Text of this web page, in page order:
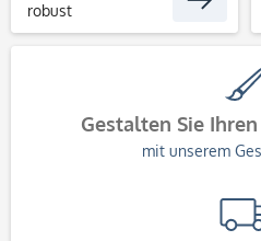
robust
Gestalten Sie
mit unserem